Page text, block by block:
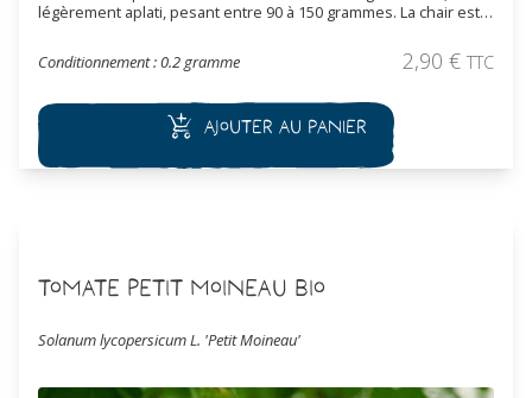
légèrement aplati, pesant entre 90 à 150 grammes. La chair est
Conditionnement : 0.2 gramme
2,90 € TTC
Ajouter au panier
Tomate Petit Moineau Bio
Solanum lycopersicum L. 'Petit Moineau'